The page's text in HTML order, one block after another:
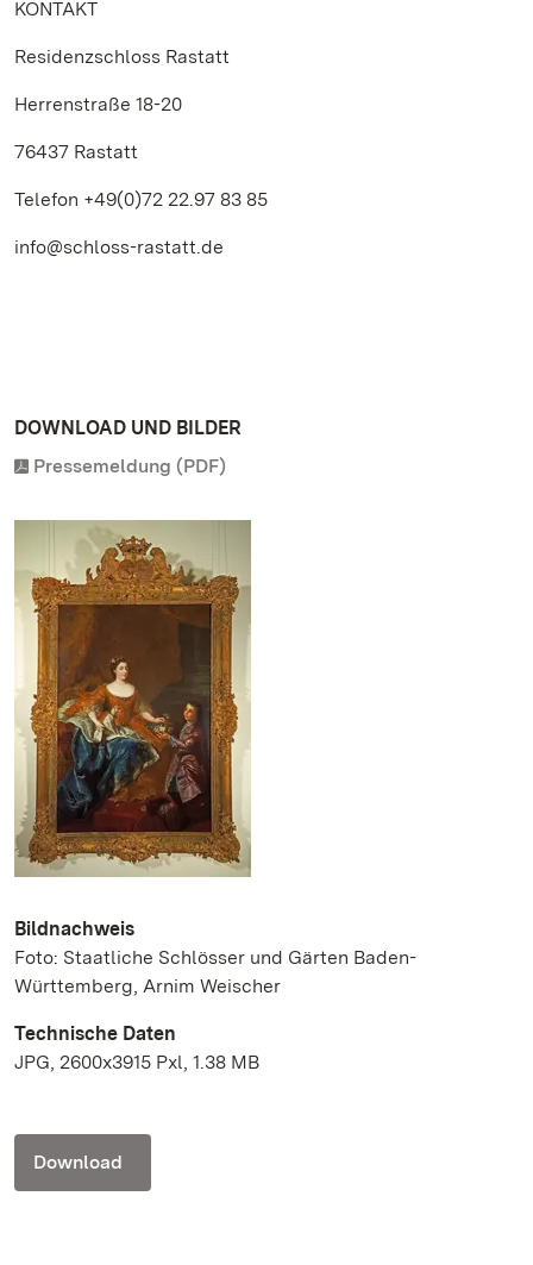
KONTAKT
Residenzschloss Rastatt
Herrenstraße 18-20
76437 Rastatt
Telefon +49(0)72 22.97 83 85
info@schloss-rastatt.de
DOWNLOAD UND BILDER
Pressemeldung (PDF)
Bildnachweis
Foto: Staatliche Schlösser und Gärten Baden-
Württemberg, Arnim Weischer
Technische Daten
JPG, 2600x3915 Pxl, 1.38 MB
Download